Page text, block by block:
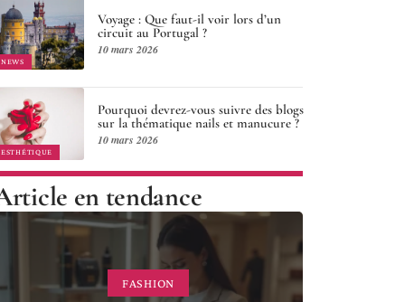
NEWS
Voyage : Que faut-il voir lors d’un
circuit au Portugal ?
10 mars 2026
ESTHÉTIQUE
Pourquoi devrez-vous suivre des blogs
sur la thématique nails et manucure ?
10 mars 2026
en tendance
FASHION